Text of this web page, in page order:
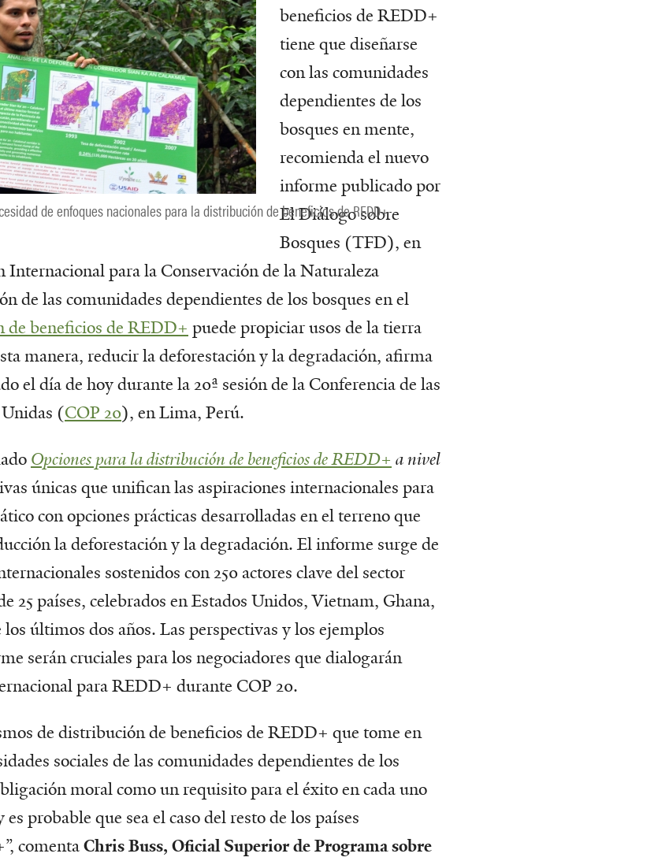
de enfoques nacionales para la distribución de beneficios de REDD+
beneficios de REDD+
tiene que diseñarse
con las comunidades
dependientes de los
bosques en mente,
recomienda el nuevo
informe publicado por
El Diálogo sobre
Bosques (TFD), en
Internacional para la Conservación de la Naturaleza
de las comunidades dependientes de los bosques en el
de beneficios de REDD+ puede propiciar usos de la tierra
manera, reducir la deforestación y la degradación, afirma
el día de hoy durante la 20ª sesión de la Conferencia de las
(COP 20), en Lima, Perú.
Opciones para la distribución de beneficios de REDD+ a nivel
únicas que unifican las aspiraciones internacionales para
con opciones prácticas desarrolladas en el terreno que
la deforestación y la degradación. El informe surge de
sostenidos con 250 actores clave del sector
25 países, celebrados en Estados Unidos, Vietnam, Ghana,
últimos dos años. Las perspectivas y los ejemplos
serán cruciales para los negociadores que dialogarán
para REDD+ durante COP 20.
de distribución de beneficios de REDD+ que tome en
sociales de las comunidades dependientes de los
moral como un requisito para el éxito en cada uno
es probable que sea el caso del resto de los países
comentaChris Buss, Oficial Superior de Programa sobre